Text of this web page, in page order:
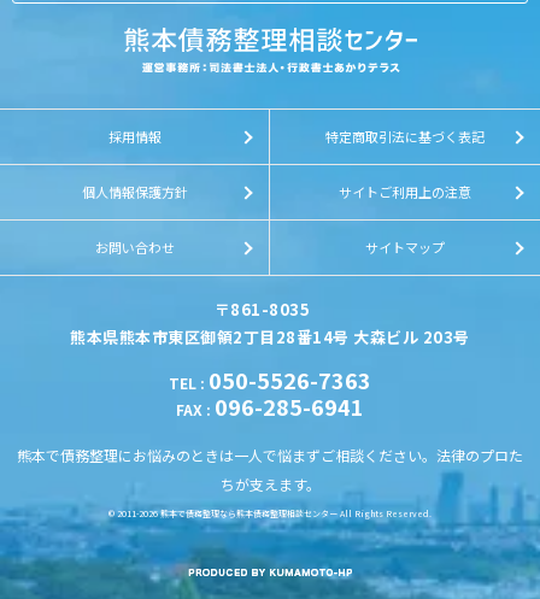
採用情報 特定商取引法に基づく表記
個人情報保護方針 サイトご利用上の注意
お問い合わせ サイトマップ
〒861-8035
熊本県熊本市東区御領2丁目28番14号 大森ビル 203号
TEL : 050-5526-7363
FAX : 096-285-6941
熊本で債務整理にお悩みのときは一人で悩まずご相談ください。法律のプロた
ちが支えます。
© 2011-2026熊本で債務整理なら熊本債務整理相談センター All Rights Reserved.